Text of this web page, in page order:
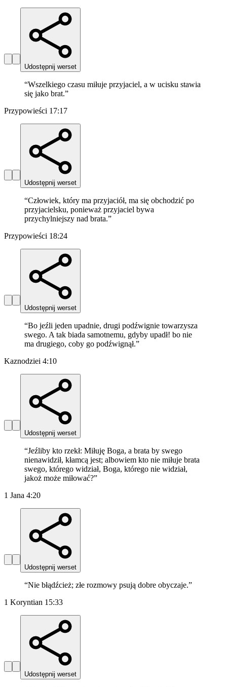
Udostępnij werset
“Wszelkiego czasu miłuje przyjaciel, a w ucisku stawia
się jako brat.”
Przypowieści 17:17
Udostępnij werset
“Człowiek, który ma przyjaciół, ma się obchodzić po
przyjacielsku, ponieważ przyjaciel bywa
przychylniejszy nad brata.”
Przypowieści 18:24
Udostępnij werset
“Bo jeźli jeden upadnie, drugi podźwignie towarzysza
swego. A tak biada samotnemu, gdyby upadł! bo nie
ma drugiego, coby go podźwignął.”
Kaznodziei 4:10
Udostępnij werset
“Jeźliby kto rzekł: Miłuję Boga, a brata by swego
nienawidził, kłamcą jest; albowiem kto nie miłuje brata
swego, którego widział, Boga, którego nie widział,
jakoż może miłować?”
1 Jana 4:20
Udostępnij werset
“Nie błądźcież; złe rozmowy psują dobre obyczaje.”
1 Koryntian 15:33
Udostępnij werset